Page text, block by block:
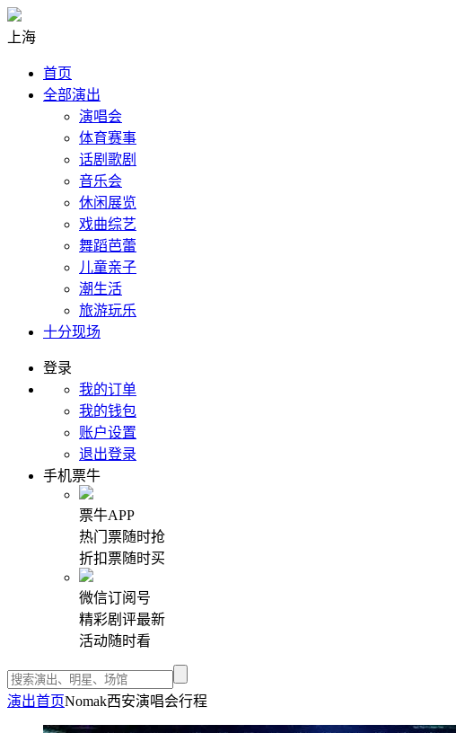
上海
首页
全部演出
演唱会
体育赛事
话剧歌剧
音乐会
休闲展览
戏曲综艺
舞蹈芭蕾
儿童亲子
潮生活
旅游玩乐
十分现场
登录
我的订单
我的钱包
账户设置
退出登录
手机票牛
票牛APP
热门票随时抢
折扣票随时买
微信订阅号
精彩剧评最新
活动随时看
演出首页Nomak西安演唱会行程